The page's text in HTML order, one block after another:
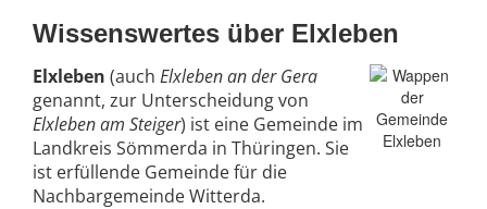
Wissenswertes über Elxleben
Elxleben (auch Elxleben an der Gera
genannt, zur Unterscheidung von
Elxleben am Steiger) ist eine Gemeinde im
Landkreis Sömmerda in Thüringen. Sie
ist erfüllende Gemeinde für die
Nachbargemeinde Witterda.